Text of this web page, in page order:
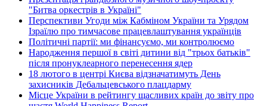
"Битва оркестрів в Україні"
Перспективи Угоди між Кабміном України та Урядом
Ізраїлю про тимчасове працевлаштування українців
Політичні партії: ми фінансуємо, ми контролюємо
Народження першої в світі дитини від "трьох батьків"
після пронуклеарного перенесення ядер
18 лютого в центрі Києва відзначатимуть День
захисників Дебальцевського плацдарму
Місце України в рейтингу щасливих країн до звіту про